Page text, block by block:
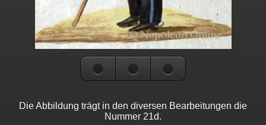
Die Abbildung trägt in den diversen Bearbeitungen die
Nummer 21d.